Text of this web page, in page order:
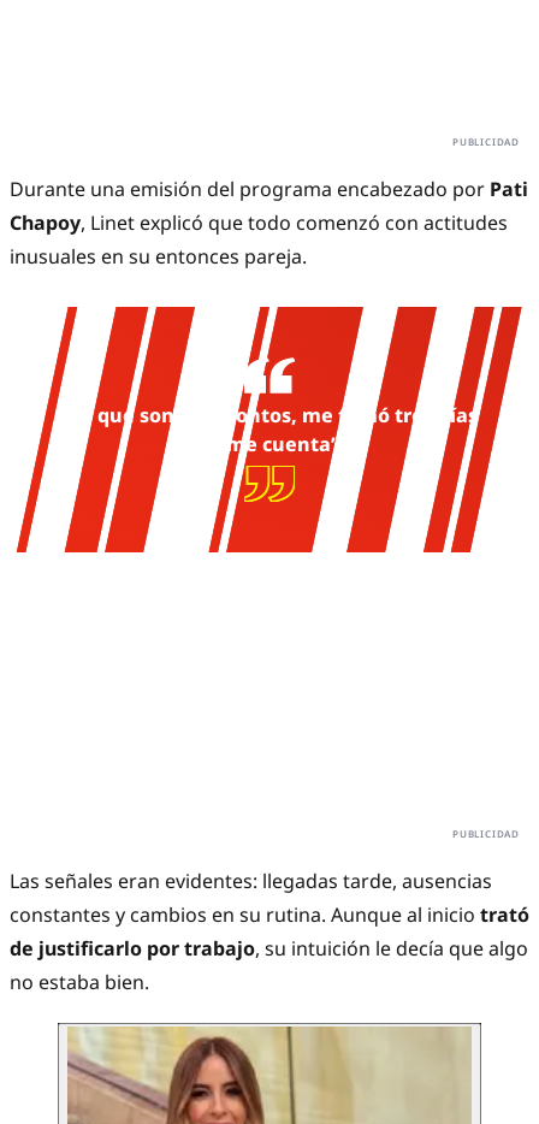
Durante una emisión del programa encabezado por Pati
Chapoy, Linet explicó que todo comenzó con actitudes
inusuales en su entonces pareja.
“Es que son bien tontos, me tomó tres días
darme cuenta”.
Las señales eran evidentes: llegadas tarde, ausencias
constantes y cambios en su rutina. Aunque al inicio trató
de justificarlo por trabajo, su intuición le decía que algo
no estaba bien.